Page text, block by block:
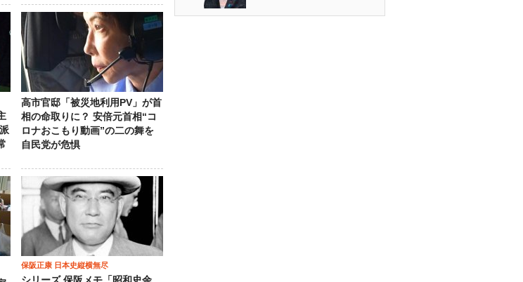
高市官邸「被災地利用PV」が首
相の命取りに？ 安倍元首相“コ
ロナおこもり動画”の二の舞を
自民党が危惧
保阪正康 日本史縦横無尽